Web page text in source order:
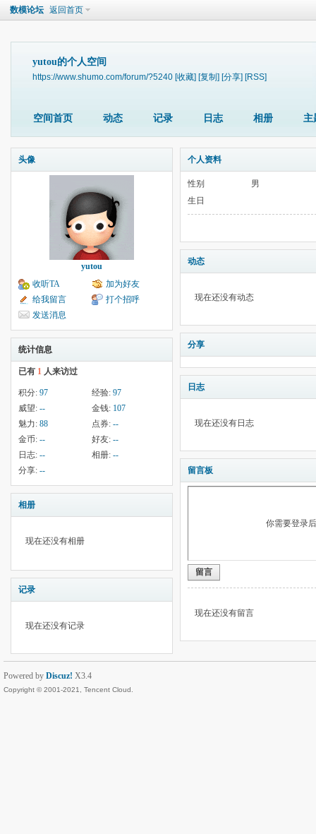
数模论坛 返回首页
yutou的个人空间
https://www.shumo.com/forum/?5240 [收藏] [复制] [分享] [RSS]
空间首页 动态 记录 日志 相册 主
头像
yutou
收听TA
加为好友
给我留言
打个招呼
发送消息
统计信息
已有 1 人来访过
积分: 97 经验: 97
威望: -- 金钱: 107
魅力: 88 点券: --
金币: -- 好友: --
日志: -- 相册: --
分享: --
相册
现在还没有相册
记录
现在还没有记录
个人资料
性别
男
生日
动态
现在还没有动态
分享
日志
现在还没有日志
留言板
你需要登录
留言
现在还没有留言
Powered by Discuz! X3.4
Copyright © 2001-2021, Tencent Cloud.